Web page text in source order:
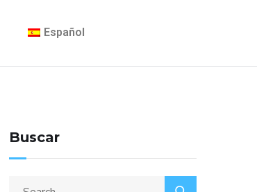
Español
Buscar